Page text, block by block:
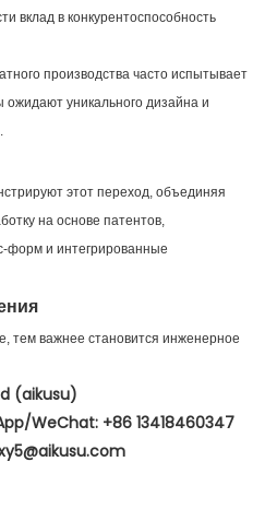
вклад в конкурентоспособность
производства часто испытывает
ожидают уникального дизайна и
этот переход, объединяя
на основе патентов,
форм и интегрированные
тем важнее становится инженерное
(aikusu)
WeChat: +86 13418460347